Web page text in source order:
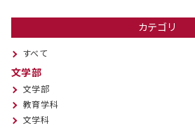
カテゴリ
すべて
文学部
文学部
教育学科
文学科